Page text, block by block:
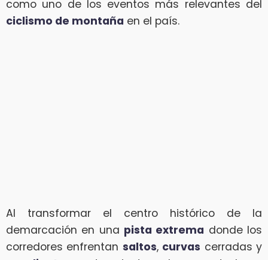
como uno de los eventos más relevantes del
ciclismo de montaña en el país.
Al transformar el centro histórico de la
demarcación en una pista extrema donde los
corredores enfrentan saltos, curvas cerradas y